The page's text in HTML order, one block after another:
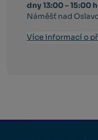
dny 13:00 – 15:00
Náměšť nad
Více informací o